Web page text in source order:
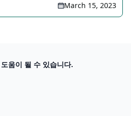
March 15, 2023
움이 될 수 있습니다.